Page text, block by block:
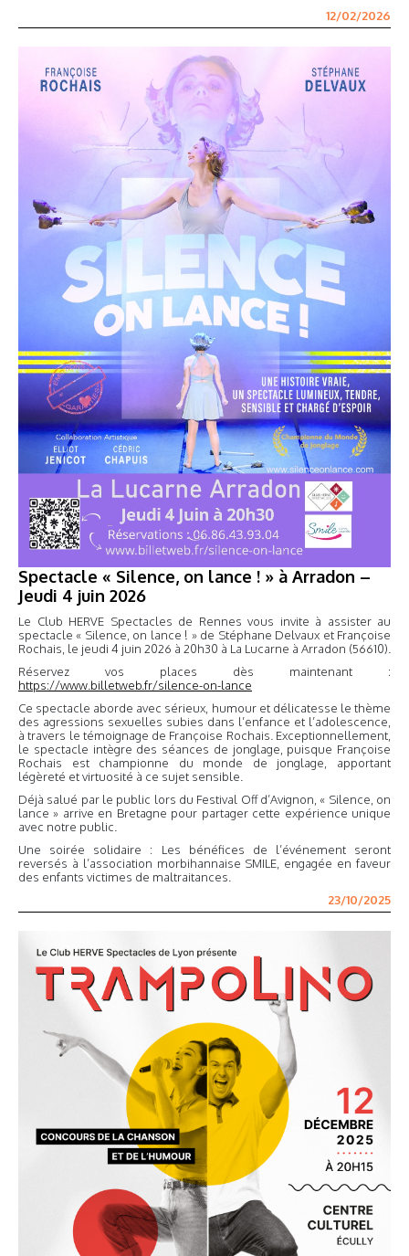
12/02/2026
Spectacle « Silence, on lance ! » à Arradon –
Jeudi 4 juin 2026
Le Club HERVE Spectacles de Rennes vous invite à assister au
spectacle « Silence, on lance ! » de Stéphane Delvaux et Françoise
Rochais, le jeudi 4 juin 2026 à 20h30 à La Lucarne à Arradon (56610).
Réservez vos places dès maintenant :
https://www.billetweb.fr/silence-on-lance
Ce spectacle aborde avec sérieux, humour et délicatesse le thème
des agressions sexuelles subies dans l’enfance et l’adolescence,
à travers le témoignage de Françoise Rochais. Exceptionnellement,
le spectacle intègre des séances de jonglage, puisque Françoise
Rochais est championne du monde de jonglage, apportant
légèreté et virtuosité à ce sujet sensible.
Déjà salué par le public lors du Festival Off d’Avignon, « Silence, on
lance » arrive en Bretagne pour partager cette expérience unique
avec notre public.
Une soirée solidaire : Les bénéfices de l’événement seront
reversés à l’association morbihannaise SMILE, engagée en faveur
des enfants victimes de maltraitances.
23/10/2025